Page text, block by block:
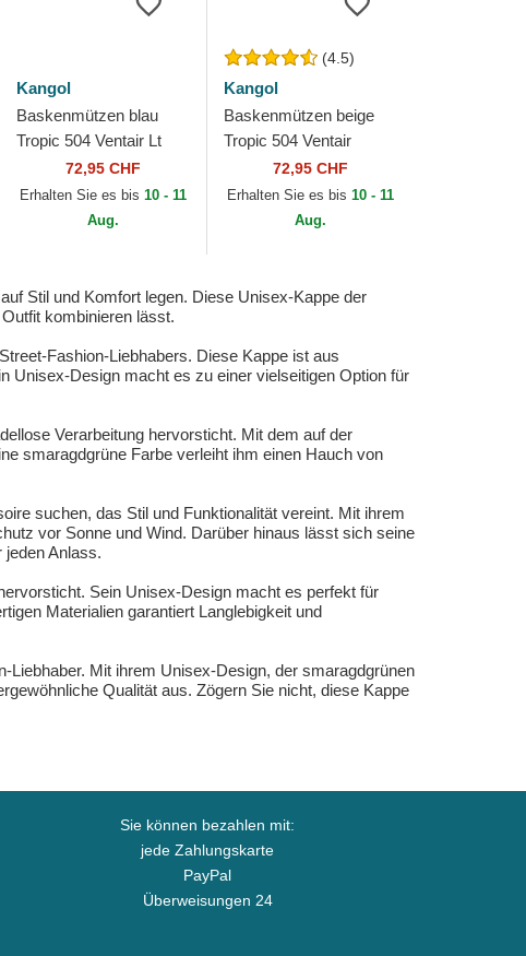
Kangol
Baskenmützen blau
Tropic 504 Ventair Lt
Blue von Kangol
72,95 CHF
Erhalten Sie es bis 10 - 11
Aug.
(4.5)
Kangol
Baskenmützen beige
Tropic 504 Ventair
Natural von Kangol
72,95 CHF
Erhalten Sie es bis10 - 11
Aug.
Stil und Komfort legen. Diese Unisex-Kappe der
kombinieren lässt.
Fashion-Liebhabers. Diese Kappe ist aus
Unisex-Design macht es zu einer vielseitigen Option für
Verarbeitung hervorsticht. Mit dem auf der
smaragdgrüne Farbe verleiht ihm einen Hauch von
suchen, das Stil und Funktionalität vereint. Mit ihrem
vor Sonne und Wind. Darüber hinaus lässt sich seine
Anlass.
Sein Unisex-Design macht es perfekt für
Materialien garantiert Langlebigkeit und
Mit ihrem Unisex-Design, der smaragdgrünen
Qualität aus. Zögern Sie nicht, diese Kappe
Sie können bezahlen mit:
jede Zahlungskarte
PayPal
Überweisungen 24